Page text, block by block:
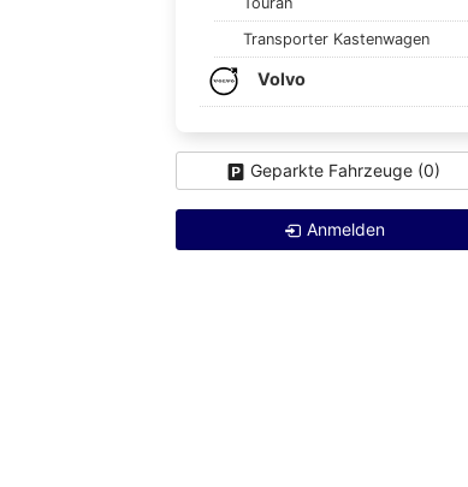
Transporter Kastenwagen
Volvo
Geparkte Fahrzeuge (0)
Anmelden